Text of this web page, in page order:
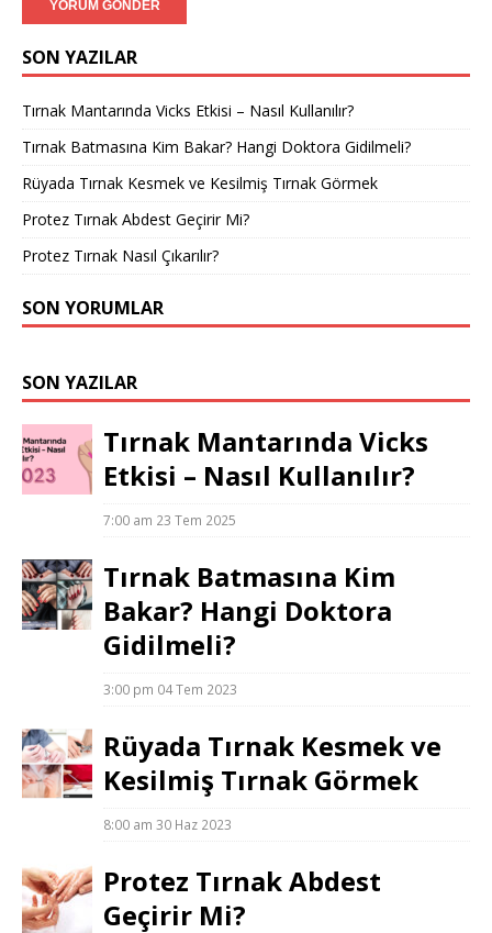
SON YAZILAR
Tırnak Mantarında Vicks Etkisi – Nasıl Kullanılır?
Tırnak Batmasına Kim Bakar? Hangi Doktora Gidilmeli?
Rüyada Tırnak Kesmek ve Kesilmiş Tırnak Görmek
Protez Tırnak Abdest Geçirir Mi?
Protez Tırnak Nasıl Çıkarılır?
SON YORUMLAR
SON YAZILAR
Tırnak Mantarında Vicks
Etkisi – Nasıl Kullanılır?
7:00 am 23 Tem 2025
Tırnak Batmasına Kim
Bakar? Hangi Doktora
Gidilmeli?
3:00 pm 04 Tem 2023
Rüyada Tırnak Kesmek ve
Kesilmiş Tırnak Görmek
8:00 am 30 Haz 2023
Protez Tırnak Abdest
Geçirir Mi?